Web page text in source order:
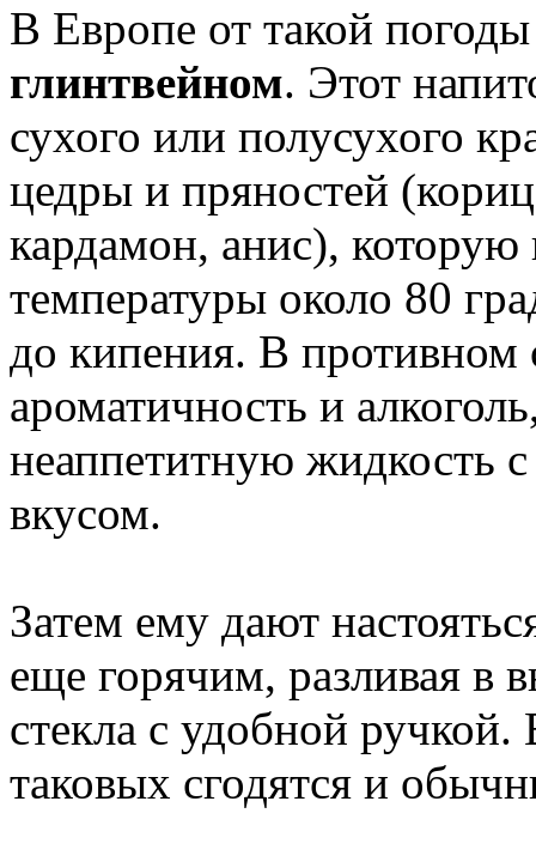
В Европе от такой
глинтвейном. Этот
сухого или полусухого
цедры и пряностей
кардамон, анис), которую
температуры около 80
до кипения. В противном
ароматичность и
неаппетитную жидкость
вкусом.
Затем ему дают
еще горячим, разливая в
стекла с удобной
таковых сгодятся и